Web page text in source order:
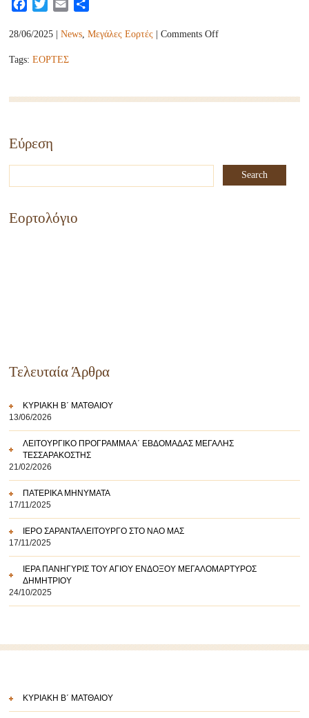
Facebook
TwitterEmail
28/06/2025 |News ,Μεγάλες Εορτές |Comments Offon
Tags:ΕΟΡΤΕΣ
Εύρεση
Εορτολόγιο
Τελευταία Άρθρα
ΚΥΡΙΑΚΗ Β΄ ΜΑΤΘΑΙΟΥ
13/06/2026
ΛΕΙΤΟΥΡΓΙΚΟ ΠΡΟΓΡΑΜΜΑ Α΄ ΕΒΔΟΜΑΔΑΣ ΜΕΓΑΛΗΣ
ΤΕΣΣΑΡΑΚΟΣΤΗΣ
21/02/2026
ΠΑΤΕΡΙΚΑ ΜΗΝΥΜΑΤΑ
17/11/2025
ΙΕΡΟ ΣΑΡΑΝΤΑΛΕΙΤΟΥΡΓΟ ΣΤΟ ΝΑΟ ΜΑΣ
17/11/2025
ΙΕΡΑ ΠΑΝΗΓΥΡΙΣ ΤΟΥ ΑΓΙΟΥ ΕΝΔΟΞΟΥ ΜΕΓΑΛΟΜΑΡΤΥΡΟΣ
ΔΗΜΗΤΡΙΟΥ
24/10/2025
ΚΥΡΙΑΚΗ Β΄ ΜΑΤΘΑΙΟΥ